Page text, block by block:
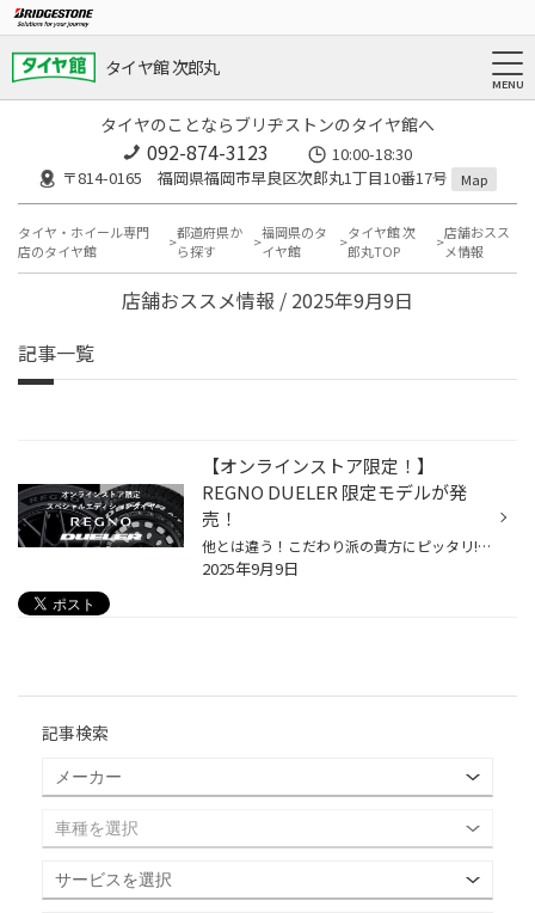
タイヤ館 次郎丸
タイヤのことならブリヂストンのタイヤ館へ
092-874-3123
10:00-18:30
〒814-0165 福岡県福岡市早良区次郎丸1丁目10番17号
Map
タイヤ・ホイール専門
店のタイヤ館
都道府県か
ら探す
福岡県のタ
イヤ館
タイヤ館 次
郎丸TOP
店舗おスス
メ情報
店舗おススメ情報 / 2025年9月9日
記事一覧
【オンラインストア限定！】
REGNO DUELER 限定モデルが発
売！
他とは違う！こだわり派の貴方にピッタリ!!ブリヂストンタイヤオンラインストア限定モデルが登場！ いつも当店をご利用いただき誠にありがとうございます。 今回は、、、REGNO GR-XⅢとDUELERの大人気商品に、 ”ブリヂストンタイヤオンラインストア限定モデル”が新登場！ 他では買えない、味わえない...
2025年9月9日
記事検索